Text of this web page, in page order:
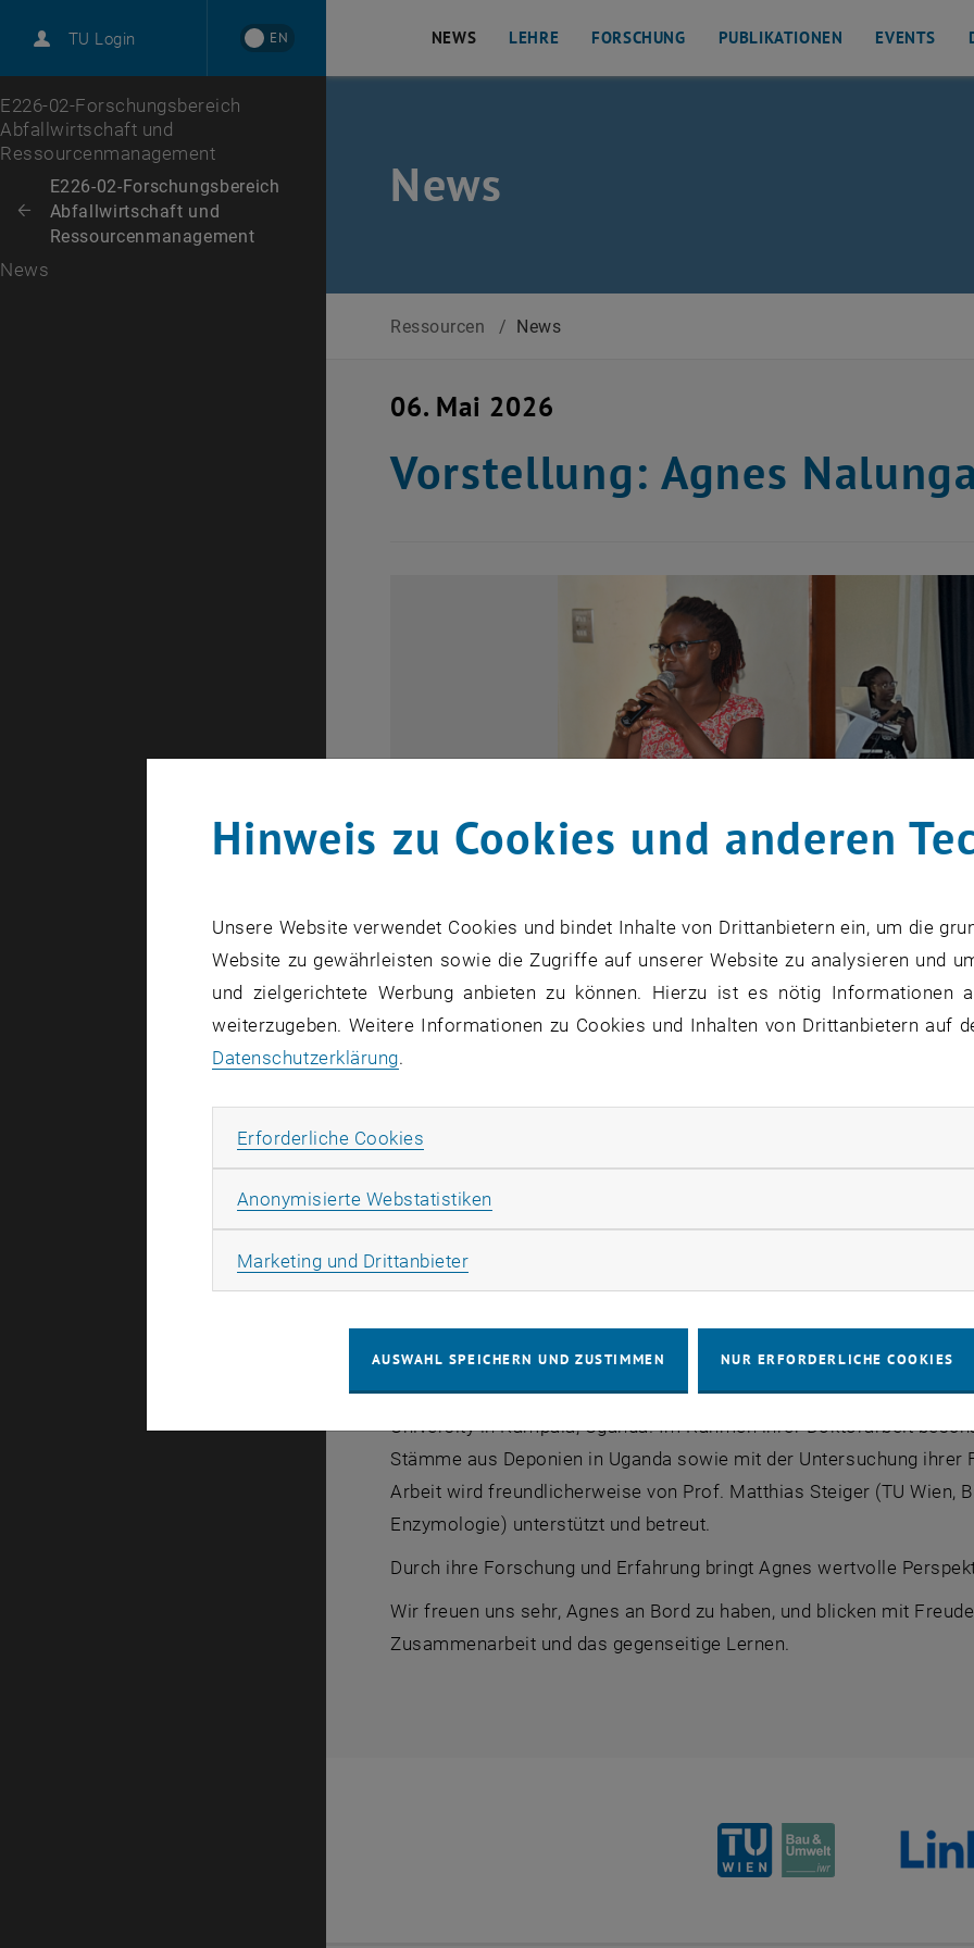
TU Login EN
Zur 1. Menü Ebene
E226-02-Forschungsbereich
Abfallwirtschaft und
Ressourcenmanagement
Zurück: Subseiten von E226-02-Forschungsbereich Abfallwirtschaft und Ressourcenmanagement auflisten
Zurück zur letzten Ebene:
E226-02-Forschungsbereich
Abfallwirtschaft und
Ressourcenmanagement
News
NEWS LEHRE FORSCHUNG PUBLIKATIONEN EVENTS
News
Ressourcen / News
06. Mai 2026
Vorstellung: Agnes Nalunga
Eines der vielen bedeutungsvollen Ergebnisse unseres APPEAR
Möglichkeit, NALUNGA AGNES als PhD-Studentin an unserem
Agnes hat einen Hintergrund im Bereich Agricultural Engineering
University in Kampala, Uganda. Im Rahmen ihrer Doktorarbeit
Stämme aus Deponien in Uganda sowie mit der Untersuchung
Arbeit wird freundlicherweise von Prof. Matthias Steiger (TU Wien,
Enzymologie) unterstützt und betreut.
Durch ihre Forschung und Erfahrung bringt Agnes wertvolle
Wir freuen uns sehr, Agnes an Bord zu haben, und blicken mit
Zusammenarbeit und das gegenseitige Lernen.
Hinweis zu Cookies und anderen
Unsere Website verwendet Cookies und bindet Inhalte von Drittanbietern ein, um die
Website zu gewährleisten sowie die Zugriffe auf unserer Website zu analysieren und
und zielgerichtete Werbung anbieten zu können. Hierzu ist es nötig Informationen
weiterzugeben. Weitere Informationen zu Cookies und Inhalten von Drittanbietern auf
Datenschutzerklärung.
Erforderliche Cookies
Anonymisierte Webstatistiken
Marketing und DrittanbieterMarketing Cookies zulassen
AUSWAHL SPEICHERN UND ZUSTIMMEN NUR ERFORDERLICHE COOKIES